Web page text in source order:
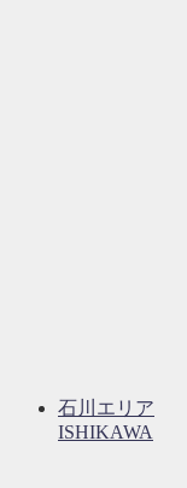
石川エリア
ISHIKAWA